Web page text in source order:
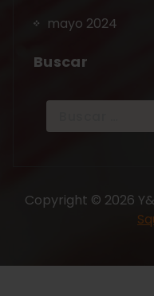
mayo 2024
Buscar
Copyright © 2026